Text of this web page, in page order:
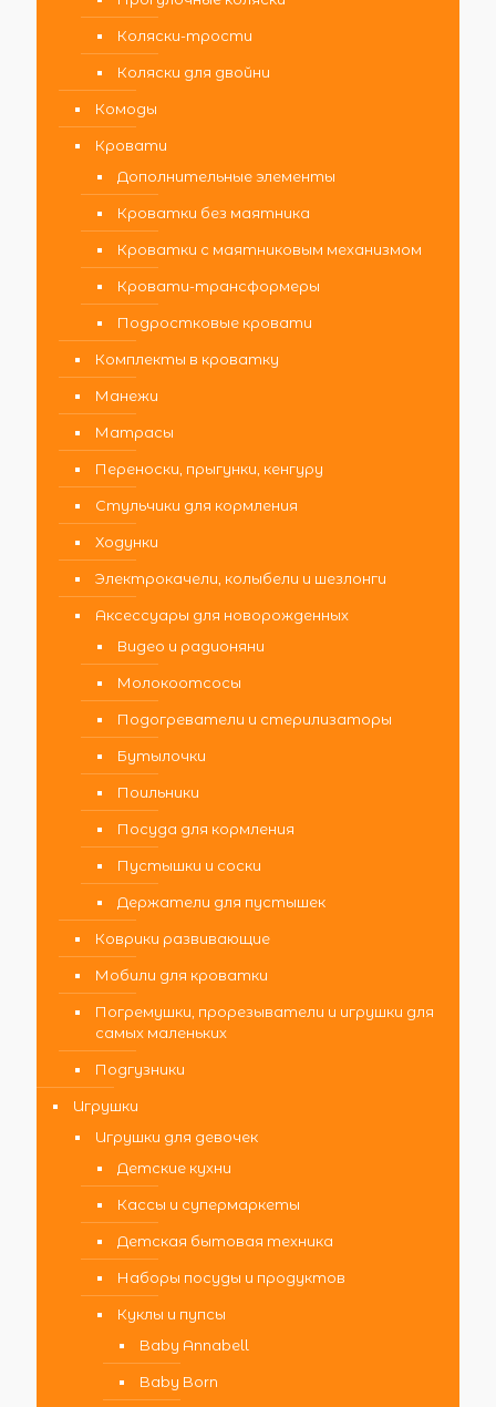
Коляски-трости
Коляски для двойни
Комоды
Кровати
Дополнительные элементы
Кроватки без маятника
Кроватки с маятниковым механизмом
Кровати-трансформеры
Подростковые кровати
Комплекты в кроватку
Манежи
Матрасы
Переноски, прыгунки, кенгуру
Стульчики для кормления
Ходунки
Электрокачели, колыбели и шезлонги
Аксессуары для новорожденных
Видео и радионяни
Молокоотсосы
Подогреватели и стерилизаторы
Бутылочки
Поильники
Посуда для кормления
Пустышки и соски
Держатели для пустышек
Коврики развивающие
Мобили для кроватки
Погремушки, прорезыватели и игрушки для
самых маленьких
Подгузники
Игрушки
Игрушки для девочек
Детские кухни
Кассы и супермаркеты
Детская бытовая техника
Наборы посуды и продуктов
Куклы и пупсы
Baby Annabell
Baby Born